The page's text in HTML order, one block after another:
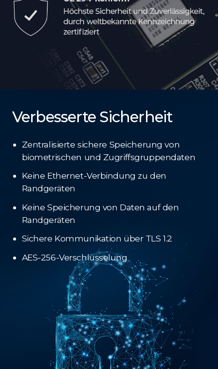
Verbesserte Sicherheit
Zentralisierte sichere Speicherung von
biometrischen und Zugriffsgruppendaten
Keine Ethernet-Verbindung zu den
Randgeräten
Keine Speicherung von Daten auf den
Randgeräten
Sichere Kommunikation über TLS 1.2
AES-256-Verschlüsselung